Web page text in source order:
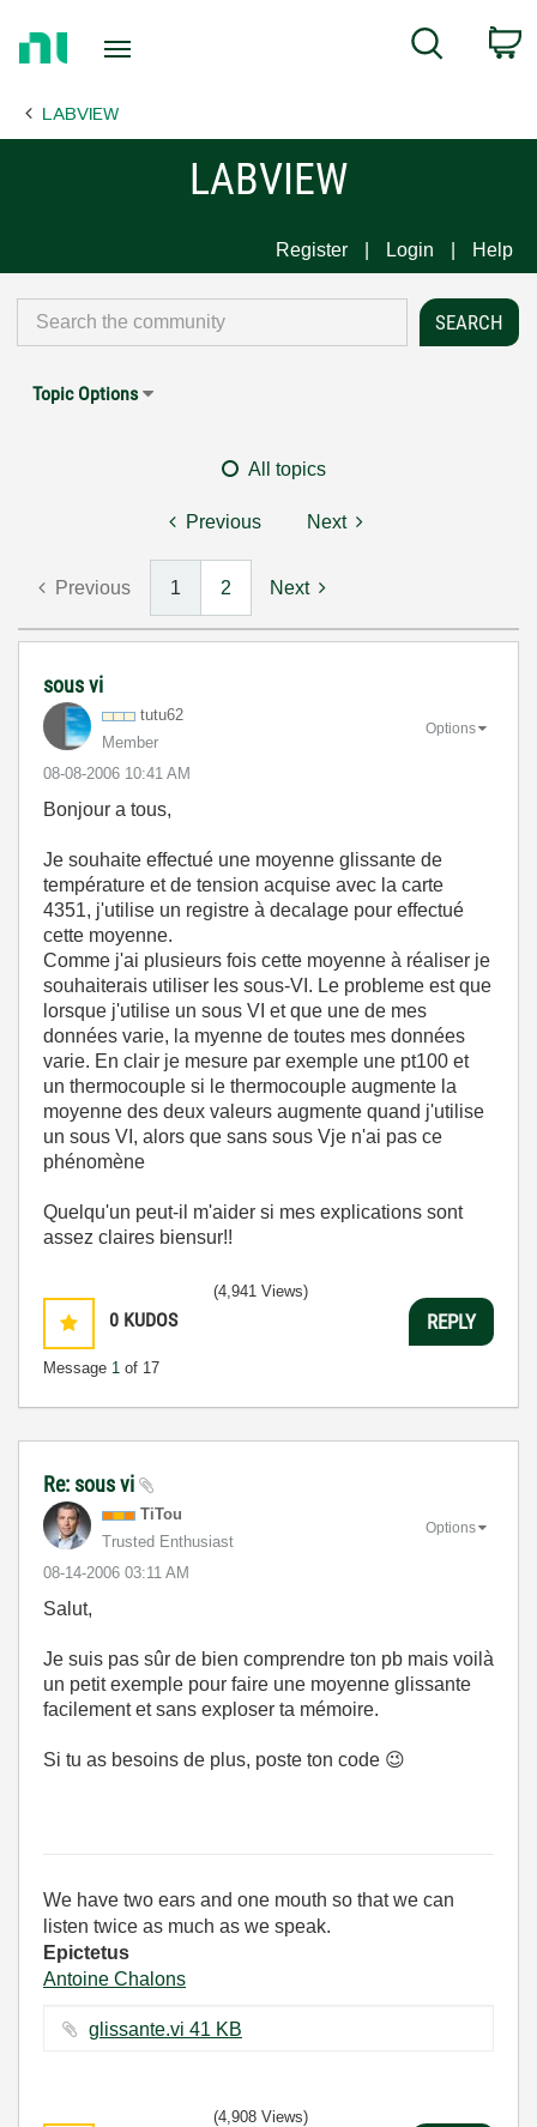
Page
Search
LABVIEW
LABVIEW
Register Login Help
Topic Options
All topics
Previous Next
Previous 1 2 Next
sous vi
tutu62
Member
‎08-08-2006 10:41 AM
Options
Bonjour a tous,
Je souhaite effectué une moyenne glissante de
température et de tension acquise avec la carte
4351, j'utilise un registre à decalage pour effectué
cette moyenne.
Comme j'ai plusieurs fois cette moyenne à réaliser je
souhaiterais utiliser les sous-VI. Le probleme est que
lorsque j'utilise un sous VI et que une de mes
données varie, la myenne de toutes mes données
varie. En clair je mesure par exemple une pt100 et
un thermocouple si le thermocouple augmente la
moyenne des deux valeurs augmente quand j'utilise
un sous VI, alors que sans sous Vje n'ai pas ce
phénomène
Quelqu'un peut-il m'aider si mes explications sont
assez claires biensur!!
0 KUDOS
Message 1 of 17
(4,941 Views)
REPLY
Re: sous vi
TiTou
Trusted Enthusiast
‎08-14-2006 03:11 AM
Options
Salut,
Je suis pas sûr de bien comprendre ton pb mais voilà
un petit exemple pour faire une moyenne glissante
facilement et sans exploser ta mémoire.
Si tu as besoins de plus, poste ton code 😉
We have two ears and one mouth so that we can
listen twice as much as we speak.
Epictetus
Antoine Chalons
glissante.vi ‏41 KB
(4,908 Views)